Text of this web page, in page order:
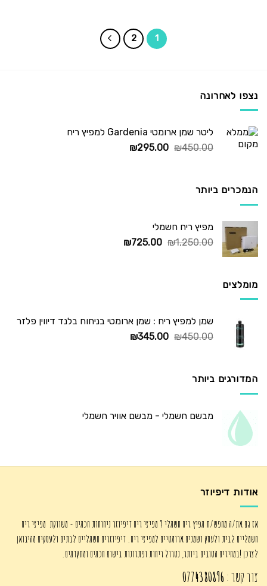
1
2
נצפו לאחרונה
ליטר שמן ארומטי Gardenia למפיץ ריח
₪450.00
המחיר
₪295.00
המחיר
הנמכרים ביותר
מפיץ ריח חשמלי
₪1,250.00
המחיר
₪725.00
המחיר
מומלצים
שמן למפיץ ריח : שמן ארומטי בניחוח בלנד דיווין פלזר
₪450.00
המחיר
₪345.00
המחיר
המדורגים ביותר
מבשם חשמלי - מבשם אוויר חשמלי
אודות דיפיוזר
אז גם את/ה מחפש/ת מפיץ ריח חשמלי ? מפיצי ריח דיפיוזר ניחוחות חכמים - משווקת מפיצי ריח
חשמליים לבית ולעסק ושמנים ארומטיים למפיצי ריח. דיפיוזרים חשמליים לבתים ולעסקים מהיבואן
לצרכן !במחירים הטובים ביותר, נטרול ריחות ופתרונות בישום חכמים ומתקדמים.
צור קשר : 0774380896